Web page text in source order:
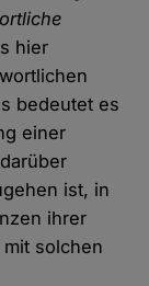
hier
bedeutet es
einer
ist, in
ihrer
solchen